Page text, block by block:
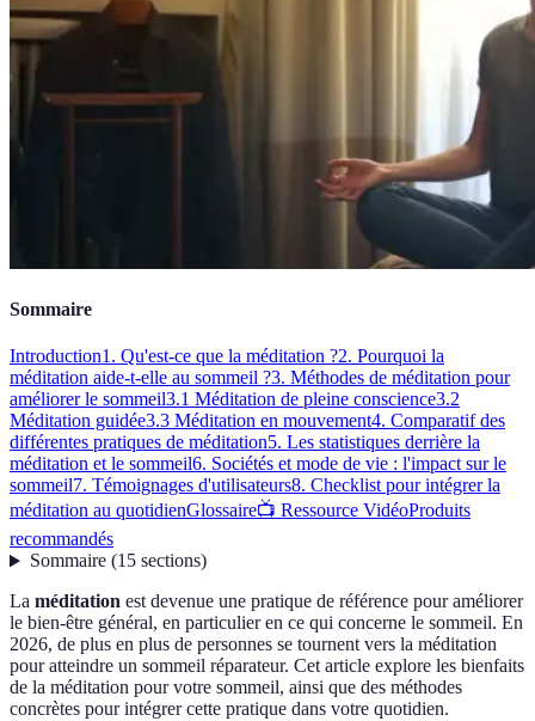
Sommaire
Introduction1. Qu'est-ce que la méditation ?2. Pourquoi la
méditation aide-t-elle au sommeil ?3. Méthodes de méditation pour
améliorer le sommeil3.1 Méditation de pleine conscience3.2
Méditation guidée3.3 Méditation en mouvement4. Comparatif des
différentes pratiques de méditation5. Les statistiques derrière la
méditation et le sommeil6. Sociétés et mode de vie : l'impact sur le
sommeil7. Témoignages d'utilisateurs8. Checklist pour intégrer la
méditation au quotidienGlossaire📺 Ressource VidéoProduits
recommandés
Sommaire(15 sections)
La méditation est devenue une pratique de référence pour améliorer
le bien-être général, en particulier en ce qui concerne le sommeil. En
2026, de plus en plus de personnes se tournent vers la méditation
pour atteindre un sommeil réparateur. Cet article explore les bienfaits
de la méditation pour votre sommeil, ainsi que des méthodes
concrètes pour intégrer cette pratique dans votre quotidien.